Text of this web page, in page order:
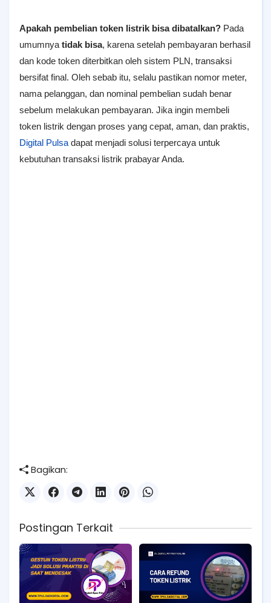
Apakah pembelian token listrik bisa dibatalkan? Pada
umumnya tidak bisa, karena setelah pembayaran berhasil
dan kode token diterbitkan oleh sistem PLN, transaksi
bersifat final. Oleh sebab itu, selalu pastikan nomor meter,
nama pelanggan, dan nominal pembelian sudah benar
sebelum melakukan pembayaran. Jika ingin membeli
token listrik dengan proses yang cepat, aman, dan praktis,
Digital Pulsa dapat menjadi solusi terpercaya untuk
kebutuhan transaksi listrik prabayar Anda.
Bagikan:
Postingan Terkait